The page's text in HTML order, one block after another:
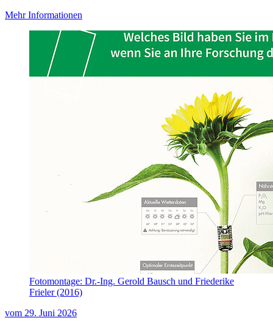
Mehr Informationen
Fotomontage: Dr.-Ing. Gerold Bausch und Friederike
Frieler (2016)
vom 29. Juni 2026